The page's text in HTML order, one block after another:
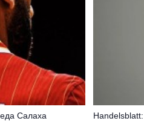
Салаха